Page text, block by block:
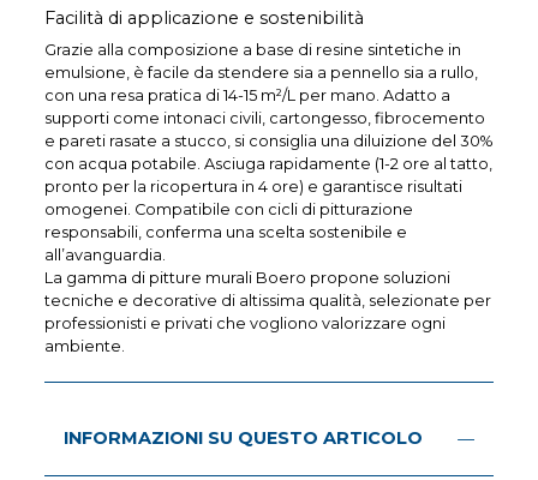
Facilità di applicazione e sostenibilità
Grazie alla composizione a base di resine sintetiche in
emulsione, è facile da stendere sia a pennello sia a rullo,
con una resa pratica di 14-15 m²/L per mano. Adatto a
supporti come intonaci civili, cartongesso, fibrocemento
e pareti rasate a stucco, si consiglia una diluizione del 30%
con acqua potabile. Asciuga rapidamente (1-2 ore al tatto,
pronto per la ricopertura in 4 ore) e garantisce risultati
omogenei. Compatibile con cicli di pitturazione
responsabili, conferma una scelta sostenibile e
all’avanguardia.
La gamma di pitture murali Boero propone soluzioni
tecniche e decorative di altissima qualità, selezionate per
professionisti e privati che vogliono valorizzare ogni
ambiente.
INFORMAZIONI SU QUESTO ARTICOLO